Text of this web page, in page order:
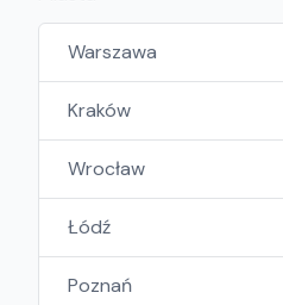
Warszawa
Kraków
Wrocław
Łódź
Poznań